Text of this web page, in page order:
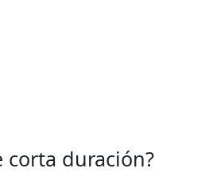
corta duración?